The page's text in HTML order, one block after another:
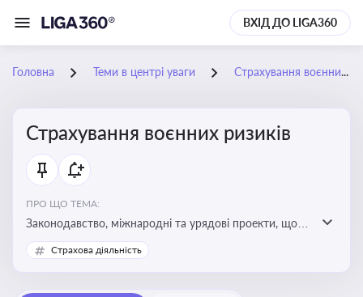
ВХІД ДО LIGA360
Головна Теми в центрі уваги Страхування воєнних ризиків
Страхування воєнних ризиків
ПРО ЩО ТЕМА:
Законодавство, міжнародні та урядові проекти, що
визначають та знижують воєнні ризики для власників
майна, боржників та кредиторів
Страхова діяльність